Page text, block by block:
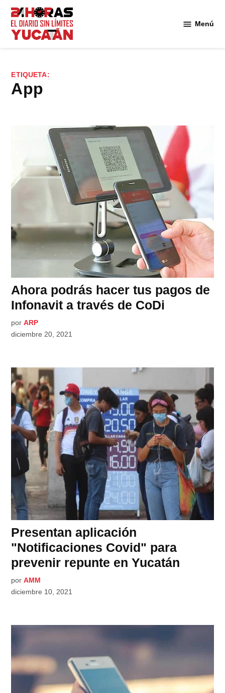
Saltar
contenido
Menú
ETIQUETA:
App
Ahora podrás hacer tus pagos de
Infonavit a través de CoDi
por ARP
diciembre 20, 2021
Presentan aplicación
"Notificaciones Covid" para
prevenir repunte en Yucatán
por AMM
diciembre 10, 2021